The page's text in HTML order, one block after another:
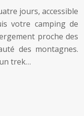
jours, accessible
votre camping de
proche des
des montagnes.
trek…